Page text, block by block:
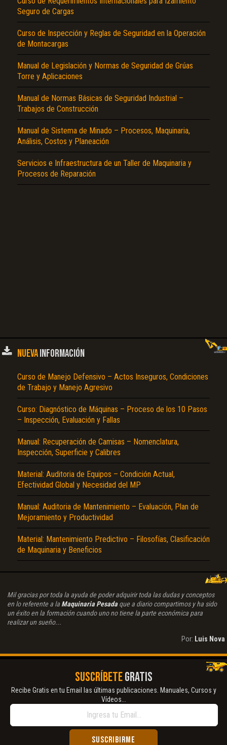
Seguro de Cargas
Curso de Inspección y Reglas de Seguridad en la Operación
de Montacargas
Manual de Legislación y Normas de Seguridad de Grúas
Torre y Aplicaciones
Manual de Normas Básicas de Seguridad Industrial –
Trabajos de Construcción
Manual de Sistema de Minado – Procesos, Maquinaria,
Análisis, Costos y Planeación
Servicios e Infraestructura de un Taller de Maquinaria y
Procesos de Reparación
NUEVAINFORMACIÓN
Curso de Manejo Defensivo – Actos Inseguros, Condiciones
de Trabajo y Manejo Agresivo
Curso: Diagnóstico de Máquinas – Proceso de los 10 Pasos
– Inspección, Evaluación y Fallas
Manual: Recuperación de Camisas – Nomenclatura,
Inspección, Superficie y Calibres
Material: Auditoria de Equipos – Condición Actual,
Efectividad Global y Necesidad del MP
Manual: Auditoria de Mantenimiento – Evaluación, Plan de
Mejoramiento y Productividad
Material: Mantenimiento Predictivo – Filosofías, Clasificación
de Maquinaria y Beneficios
Mil gracias por toda la ayuda de poder adquirir toda las dudas y conceptos
en lo referente a la Maquinaria Pesadaque a diario compartimos y ha sido
un éxito en la formación cuando uno no tiene la parte económica para
realizar un sueño...
Por: Luis Nova
SUSCRÍBETEGRATIS
Recibe Gratis en tu Email las últimas publicaciones. Manuales, Cursos y
Vídeos...
El Título es incorrecto según el contenido.
Texto o Imagen de portada son erróneos.
No carga o no se visualiza el contenido.
Reportar otro tipo de error...